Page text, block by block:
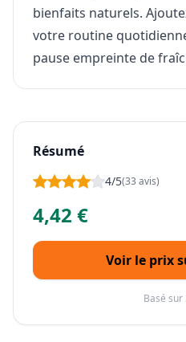
bienfaits naturels.
votre routine
pause empreinte de
Résumé
4/5(33 avis)
4,42 €
Voir le prix
Basé sur